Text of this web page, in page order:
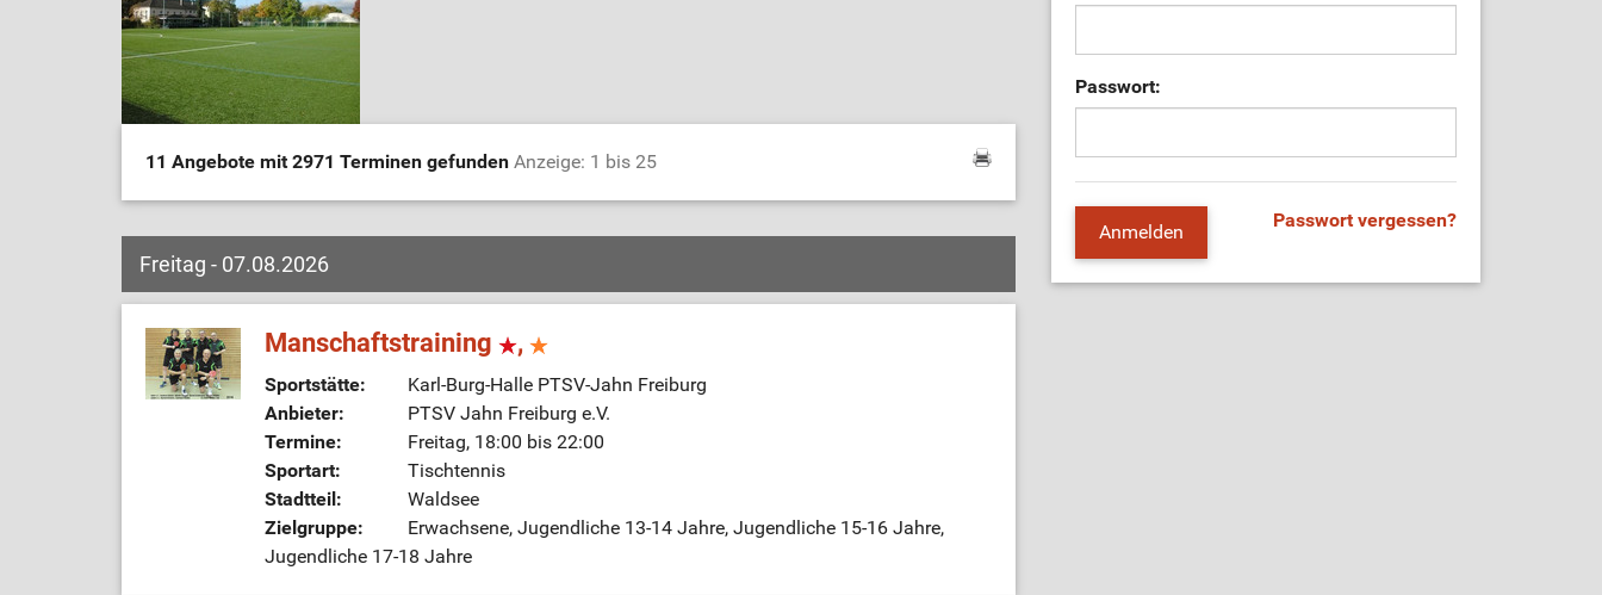
11 Angebote mit 2971 Terminen gefunden Anzeige: 1 bis 25
Freitag - 07.08.2026
Manschaftstraining ,
Sportstätte:
Karl-Burg-Halle PTSV-Jahn Freiburg
Anbieter:
PTSV Jahn Freiburg e.V.
Termine:
Freitag, 18:00 bis 22:00
Sportart:
Tischtennis
Stadtteil:
Waldsee
Zielgruppe:
Erwachsene, Jugendliche 13-14 Jahre, Jugendliche 15-16 Jahre,
Jugendliche 17-18 Jahre
Passwort:
Passwort vergessen?